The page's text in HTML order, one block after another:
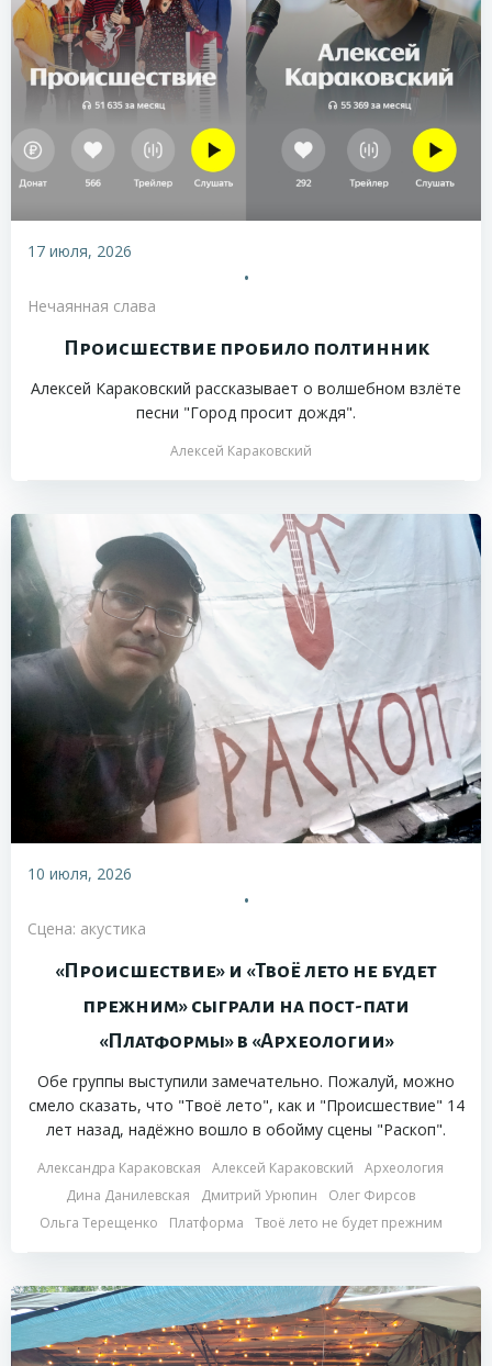
17 июля, 2026
•
Нечаянная слава
Происшествие пробило полтинник
Алексей Караковский рассказывает о волшебном взлёте
песни "Город просит дождя".
Алексей Караковский
10 июля, 2026
•
Сцена: акустика
«Происшествие» и «Твоё лето не будет
прежним» сыграли на пост-пати
«Платформы» в «Археологии»
Обе группы выступили замечательно. Пожалуй, можно
смело сказать, что "Твоё лето", как и "Происшествие" 14
лет назад, надёжно вошло в обойму сцены "Раскоп".
Александра Караковская Алексей Караковский
Археология
Дина Данилевская
Дмитрий Урюпин
Олег Фирсов
Ольга Терещенко
Платформа Твоё лето не будет прежним